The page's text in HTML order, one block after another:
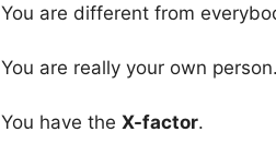
You are different from
You are really your own person.
You have the X-factor.